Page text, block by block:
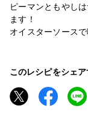
ピーマンともやし
ます！
オイスターソース
このレシピをシェア